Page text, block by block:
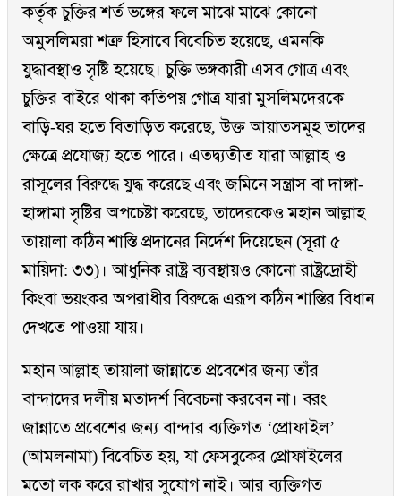
কর্তৃক চুক্তির শর্ত ভঙ্গের ফলে মাঝে মাঝে কোনো
অমুসলিমরা শত্রু হিসাবে বিবেচিত হয়েছে, এমনকি
যুদ্ধাবস্থাও সৃষ্টি হয়েছে। চুক্তি ভঙ্গকারী এসব গোত্র এবং
চুক্তির বাইরে থাকা কতিপয় গোত্র যারা মুসলিমদেরকে
বাড়ি-ঘর হতে বিতাড়িত করেছে, উক্ত আয়াতসমূহ তাদের
ক্ষেত্রে প্রযোজ্য হতে পারে। এতদ্ব্যতীত যারা আল্লাহ ও
রাসূলের বিরুদ্ধে যুদ্ধ করেছে এবং জমিনে সন্ত্রাস বা দাঙ্গা-
হাঙ্গামা সৃষ্টির অপচেষ্টা করেছে, তাদেরকেও মহান আল্লাহ
তায়ালা কঠিন শাস্তি প্রদানের নির্দেশ দিয়েছেন (সূরা ৫
মায়িদা: ৩৩)। আধুনিক রাষ্ট্র ব্যবস্থায়ও কোনো রাষ্ট্রদ্রোহী
কিংবা ভয়ংকর অপরাধীর বিরুদ্ধে এরূপ কঠিন শাস্তির বিধান
দেখতে পাওয়া যায়।
মহান আল্লাহ তায়ালা জান্নাতে প্রবেশের জন্য তাঁর
বান্দাদের দলীয় মতাদর্শ বিবেচনা করবেন না। বরং
জান্নাতে প্রবেশের জন্য বান্দার ব্যক্তিগত ‘প্রোফাইল’
(আমলনামা) বিবেচিত হয়, যা ফেসবুকের প্রোফাইলের
মতো লক করে রাখার সুযোগ নাই। আর ব্যক্তিগত